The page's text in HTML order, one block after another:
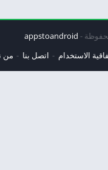
appstoandroid
الاستخدام اتصل بنا من